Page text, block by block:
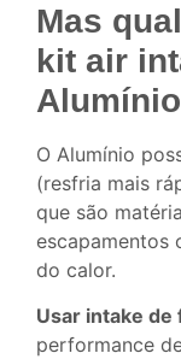
Mas
kit air
O Alumínio
(resfria mais
que são
escapamentos
do calor.
Usar intake
performance